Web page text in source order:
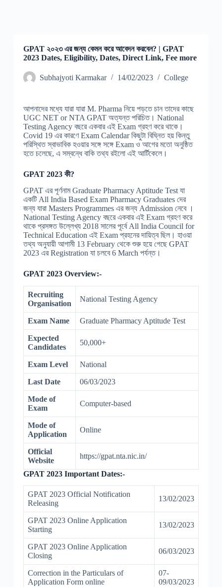
GPAT ২০২৩ এর জন্য কেমন করে আবেদন করবেন? | GPAT
2023 Dates, Eligibility, Dates, Direct Link, Fee more
Subhajyoti Karmakar 14/02/2023 College
আপনাদের মধ্যে যারা যারা M. Pharma নিয়ে পড়তে চান তাদের কাছে
UGC NET or NTA GPAT অত্যন্ত পরিচিত। National
Testing Agency বছরে একবার এই Exam গ্রহণ করে থাকে।
Covid 19 এর কারণে Exam Calendar কিছুটা বিঘ্নিত হয় কিন্তু
পরিস্থিত স্বাভাবিক হওয়ার সঙ্গে সঙ্গে Exam ও আগের মতো অনুষ্ঠিত
হতে চলেছে, এ সম্বন্ধে বাকি তথ্য রইলো এই আর্টিকেলে।
GPAT 2023 কী?
GPAT এর পূর্ণনাম Graduate Pharmacy Aptitude Test যা
একটি All India Based Exam Pharmacy Graduates দের
জন্য যারা Masters Programmes এর জন্য Admission নেবে ।
National Testing Agency বছরে একবার এই Exam গ্রহণ করে
থাকে প্রসঙ্গত উল্লেখ্য 2018 সালের পূর্বে All India Council for
Technical Education এই Exam প্রহনের দায়িত্ব ছিল। হাওয়া
তথ্য অনুযায়ী আগামী 13 February থেকে শুরু হয়ে গেছে GPAT
2023 এর Registration যা চলবে 6 March পর্যন্ত।
GPAT 2023 Overview:-
Recruiting
Organisation
National Testing Agency
Exam Name Graduate Pharmacy Aptitude Test
Expected
Candidates
50,000+
Exam Level National
Last Date 06/03/2023
Mode of
Exam
Computer-based
Mode of
Application
Online
Official
Website
https://gpat.nta.nic.in/
GPAT 2023 Important Dates:-
GPAT 2023 Official Notification
Releasing
13/02/2023
GPAT 2023 Online Application
Starting
13/02/2023
GPAT 2023 Online Application
Closing
06/03/2023
Correction in the Particulars of
Application Form online
07-
09/03/2023